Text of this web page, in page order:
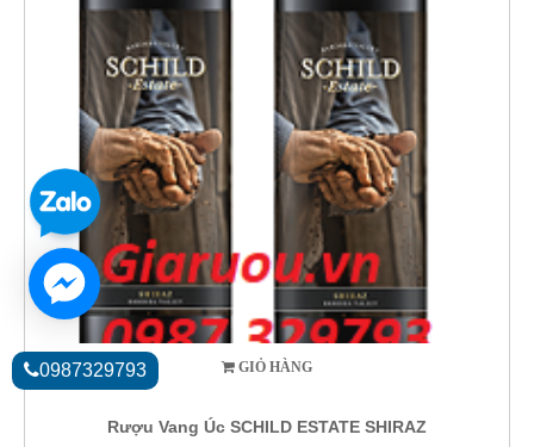
GIỎ HÀNG
Rượu Vang Úc SCHILD ESTATE SHIRAZ
0987329793